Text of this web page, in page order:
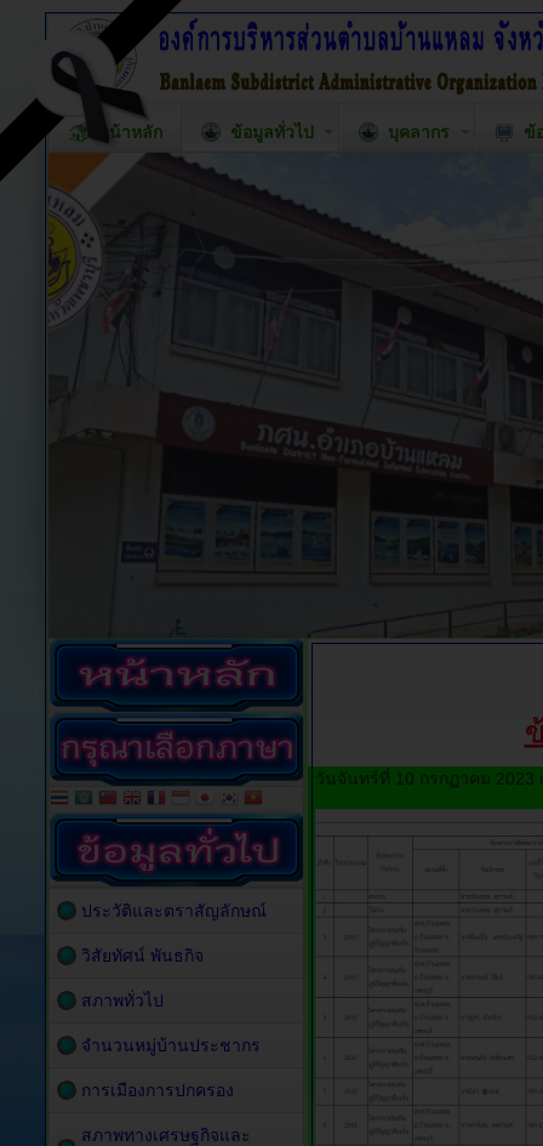
หน้าหลัก ข้อมูลทั่วไป บุคลากร ข้
วันจันทร์ที่ 10 กรกฏาคม 2023
ประวัติและตราสัญลักษณ์
วิสัยทัศน์ พันธกิจ
สภาพทั่วไป
จำนวนหมู่บ้านประชากร
การเมืองการปกครอง
สภาพทางเศรษฐกิจและ